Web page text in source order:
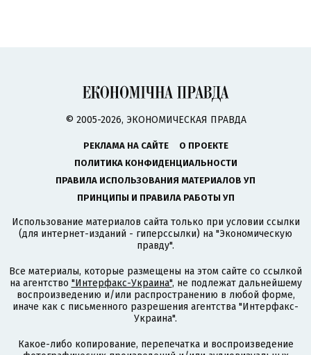
© 2005-2026, ЭКОНОМИЧЕСКАЯ ПРАВДА
РЕКЛАМА НА САЙТЕ
О ПРОЕКТЕ
ПОЛИТИКА КОНФИДЕНЦИАЛЬНОСТИ
ПРАВИЛА ИСПОЛЬЗОВАНИЯ МАТЕРИАЛОВ УП
ПРИНЦИПЫ И ПРАВИЛА РАБОТЫ УП
Использование материалов сайта только при условии ссылки
(для интернет-изданий - гиперссылки) на "Экономическую
правду".
Все материалы, которые размещены на этом сайте со ссылкой
на агентство "Интерфакс-Украина", не подлежат дальнейшему
воспроизведению и/или распространению в любой форме,
иначе как с письменного разрешения агентства "Интерфакс-
Украина".
Какое-либо копирование, перепечатка и воспроизведение